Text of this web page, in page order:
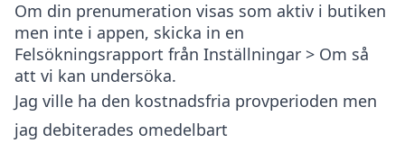
Om din prenumeration visas som aktiv i butiken
men inte i appen, skicka in en
Felsökningsrapport från Inställningar > Om så
att vi kan undersöka.
Jag ville ha den kostnadsfria provperioden men
jag debiterades omedelbart